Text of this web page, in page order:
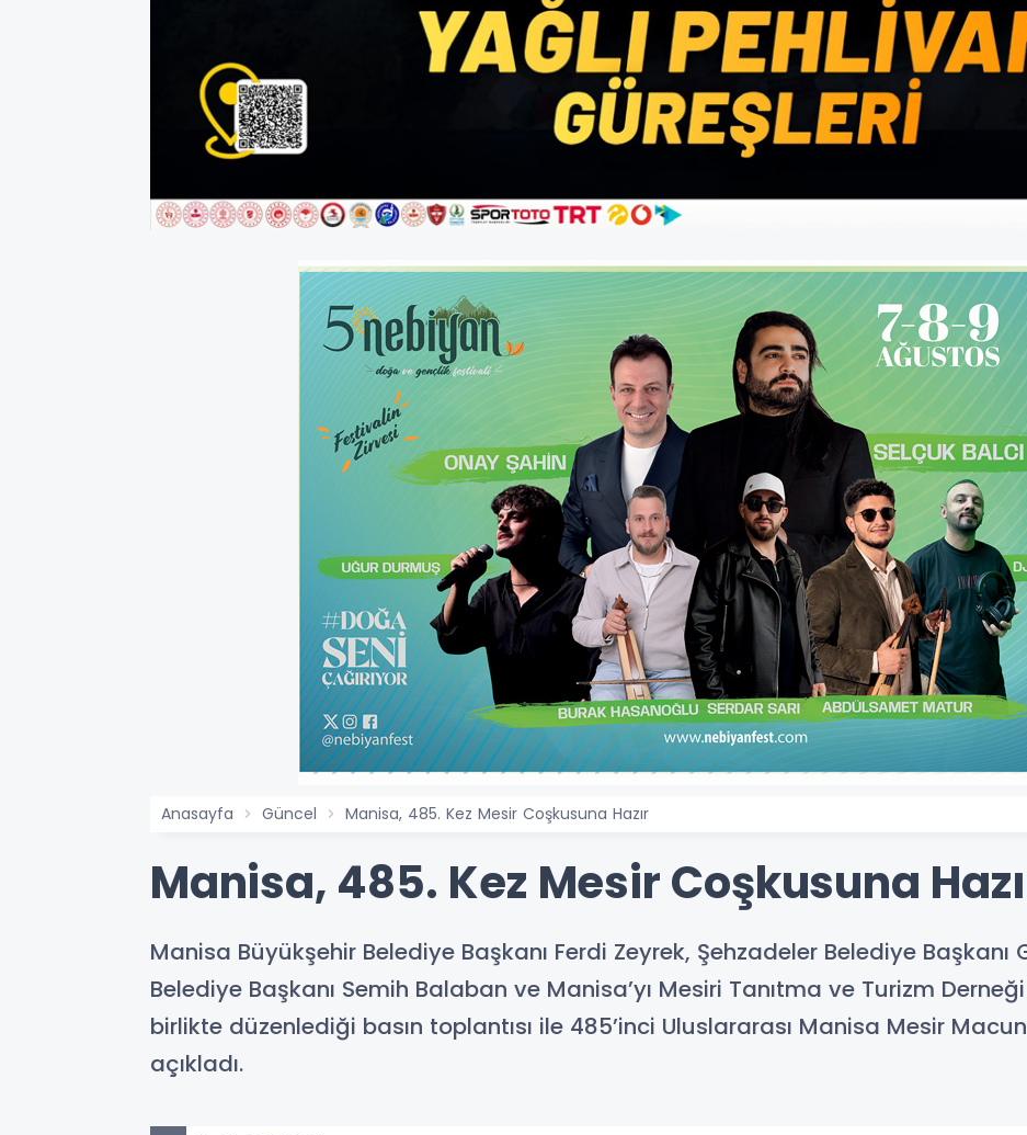
Anasayfa Güncel Manisa, 485. Kez Mesir Coşkusuna Hazır
Manisa, 485. Kez Mesir Coşkusuna
Manisa Büyükşehir Belediye Başkanı Ferdi Zeyrek, Şehzadeler Belediye
Belediye Başkanı Semih Balaban ve Manisa’yı Mesiri Tanıtma ve Turizm
birlikte düzenlediği basın toplantısı ile 485’inci Uluslararası Manisa Mesir
açıkladı.